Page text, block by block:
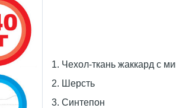
Чехол-ткань жаккард с
Шерсть
Синтепон